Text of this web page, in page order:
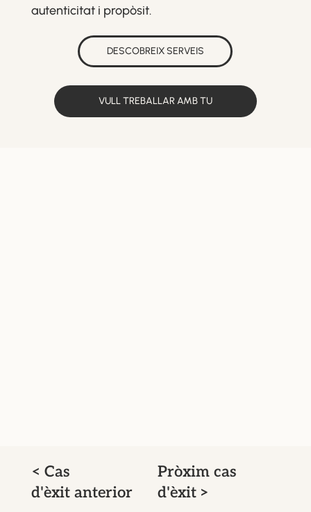
autenticitat i propòsit.
DESCOBREIX SERVEIS
VULL TREBALLAR AMB TU
< Cas
d'èxit anterior
Pròxim cas
d'èxit >